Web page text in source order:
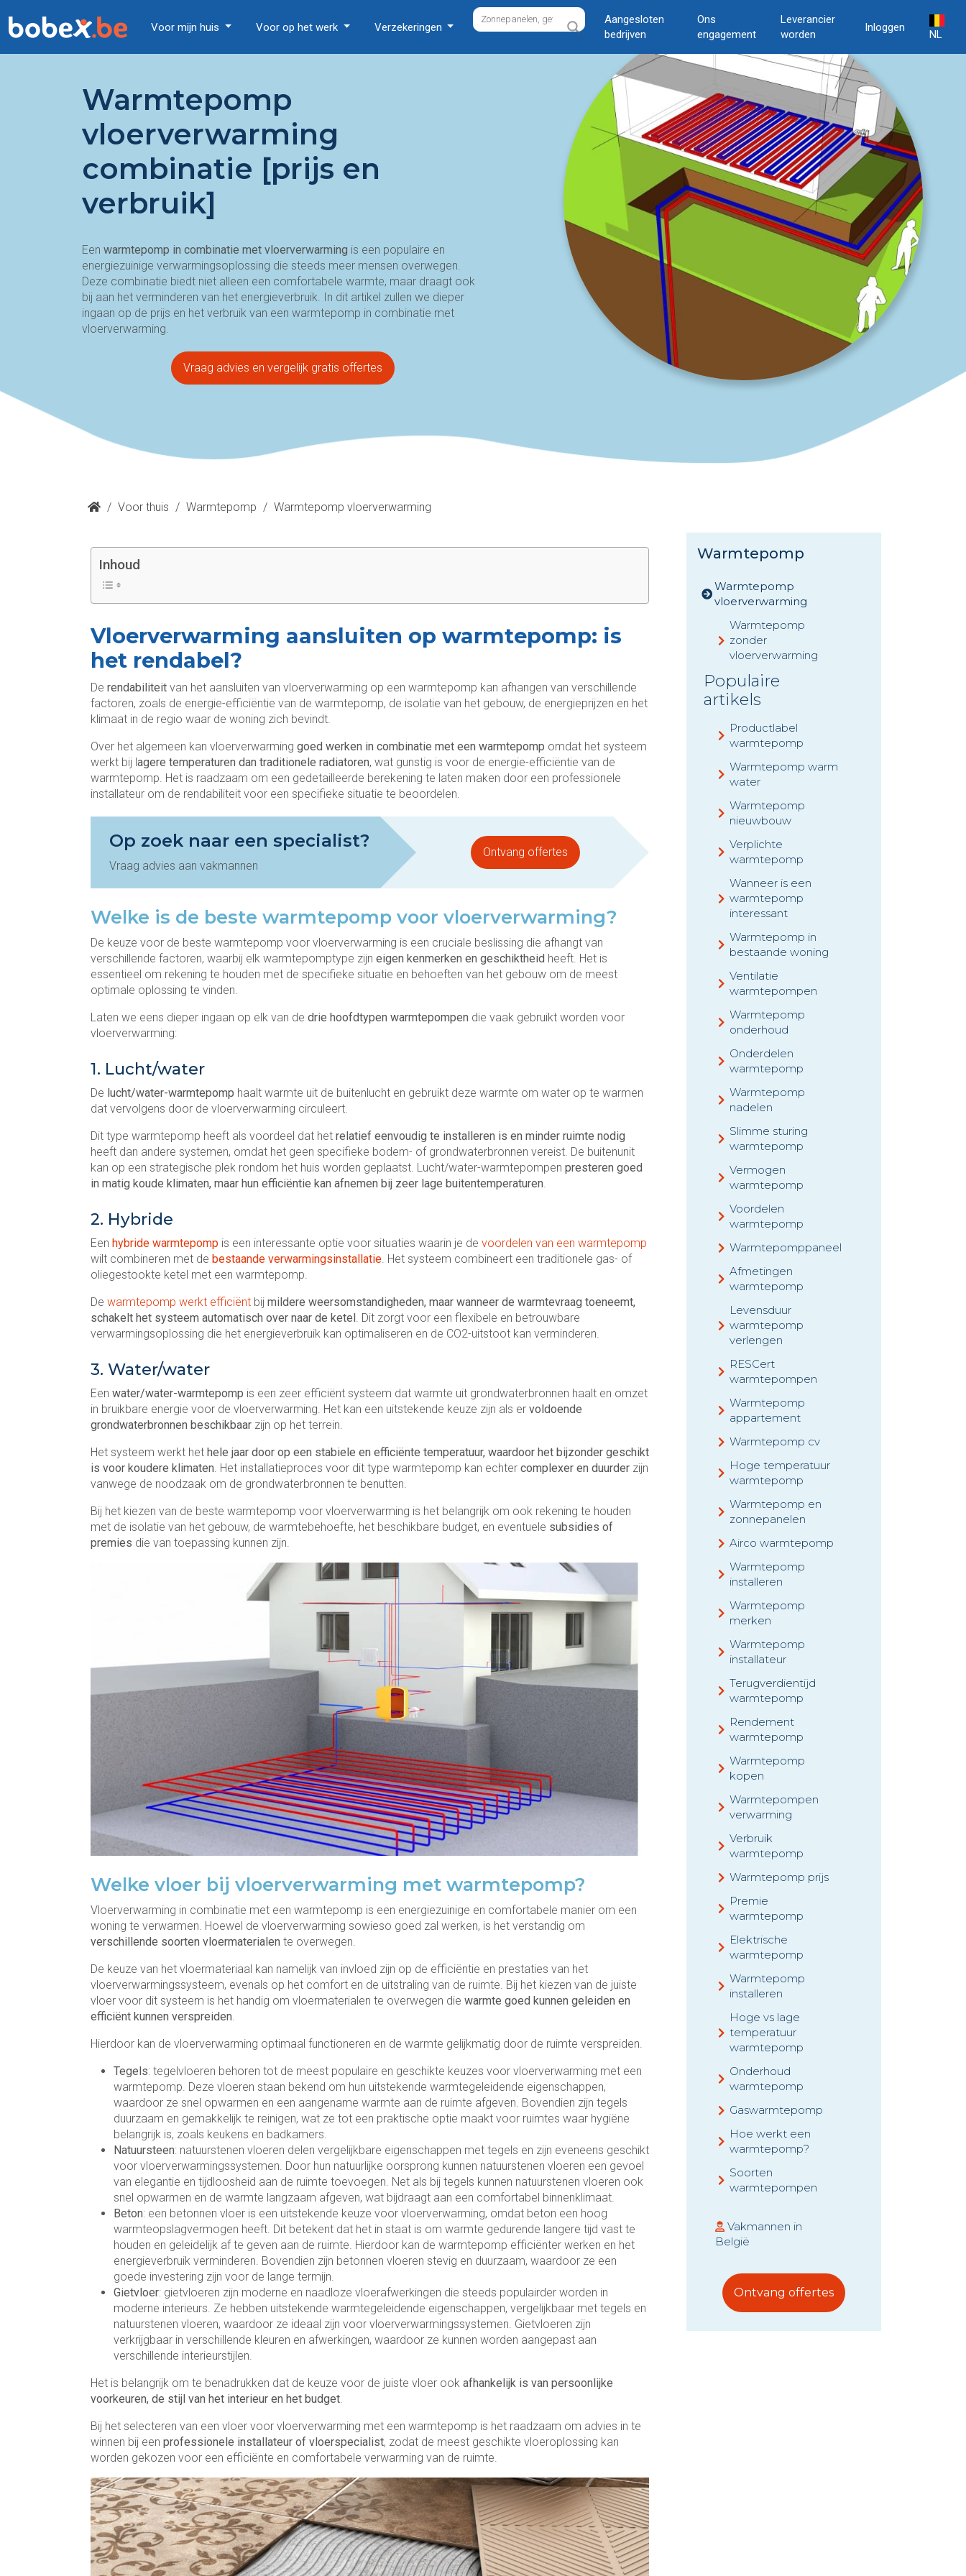
Voor mijn huis Voor op het werk Verzekeringen
Aangesloten
bedrijven
Ons
engagement
Leverancier
worden
Inloggen
NL
Warmtepomp
vloerverwarming
combinatie [prijs en
verbruik]
Een warmtepomp in combinatie met vloerverwarming is een populaire en
energiezuinige verwarmingsoplossing die steeds meer mensen overwegen.
Deze combinatie biedt niet alleen een comfortabele warmte, maar draagt ook
bij aan het verminderen van het energieverbruik. In dit artikel zullen we dieper
ingaan op de prijs en het verbruik van een warmtepomp in combinatie met
vloerverwarming.
Vraag advies en vergelijk gratis offertes
/ Voor thuis / Warmtepomp / Warmtepomp vloerverwarming
Inhoud
Vloerverwarming aansluiten op warmtepomp: is
het rendabel?
De rendabiliteit van het aansluiten van vloerverwarming op een warmtepomp kan afhangen van verschillende
factoren, zoals de energie-efficiëntie van de warmtepomp, de isolatie van het gebouw, de energieprijzen en het
klimaat in de regio waar de woning zich bevindt.
Over het algemeen kan vloerverwarming goed werken in combinatie met een warmtepomp omdat het systeem
werkt bij lagere temperaturen dan traditionele radiatoren, wat gunstig is voor de energie-efficiëntie van de
warmtepomp. Het is raadzaam om een gedetailleerde berekening te laten maken door een professionele
installateur om de rendabiliteit voor een specifieke situatie te beoordelen.
Op zoek naar een specialist?
Vraag advies aan vakmannen
Ontvang offertes
Welke is de beste warmtepomp voor vloerverwarming?
De keuze voor de beste warmtepomp voor vloerverwarming is een cruciale beslissing die afhangt van
verschillende factoren, waarbij elk warmtepomptype zijn eigen kenmerken en geschiktheid heeft. Het is
essentieel om rekening te houden met de specifieke situatie en behoeften van het gebouw om de meest
optimale oplossing te vinden.
Laten we eens dieper ingaan op elk van de drie hoofdtypen warmtepompen die vaak gebruikt worden voor
vloerverwarming:
1. Lucht/water
De lucht/water-warmtepomp haalt warmte uit de buitenlucht en gebruikt deze warmte om water op te warmen
dat vervolgens door de vloerverwarming circuleert.
Dit type warmtepomp heeft als voordeel dat het relatief eenvoudig te installeren is en minder ruimte nodig
heeft dan andere systemen, omdat het geen specifieke bodem- of grondwaterbronnen vereist. De buitenunit
kan op een strategische plek rondom het huis worden geplaatst. Lucht/water-warmtepompen presteren goed
in matig koude klimaten, maar hun efficiëntie kan afnemen bij zeer lage buitentemperaturen.
2. Hybride
Een hybride warmtepomp is een interessante optie voor situaties waarin je de voordelen van een warmtepomp
wilt combineren met de bestaande verwarmingsinstallatie. Het systeem combineert een traditionele gas- of
oliegestookte ketel met een warmtepomp.
De warmtepomp werkt efficiënt bij mildere weersomstandigheden, maar wanneer de warmtevraag toeneemt,
schakelt het systeem automatisch over naar de ketel. Dit zorgt voor een flexibele en betrouwbare
verwarmingsoplossing die het energieverbruik kan optimaliseren en de CO2-uitstoot kan verminderen.
3. Water/water
Een water/water-warmtepomp is een zeer efficiënt systeem dat warmte uit grondwaterbronnen haalt en omzet
in bruikbare energie voor de vloerverwarming. Het kan een uitstekende keuze zijn als er voldoende
grondwaterbronnen beschikbaar zijn op het terrein.
Het systeem werkt het hele jaar door op een stabiele en efficiënte temperatuur, waardoor het bijzonder geschikt
is voor koudere klimaten. Het installatieproces voor dit type warmtepomp kan echter complexer en duurder zijn
vanwege de noodzaak om de grondwaterbronnen te benutten.
Bij het kiezen van de beste warmtepomp voor vloerverwarming is het belangrijk om ook rekening te houden
met de isolatie van het gebouw, de warmtebehoefte, het beschikbare budget, en eventuele subsidies of
premies die van toepassing kunnen zijn.
Welke vloer bij vloerverwarming met warmtepomp?
Vloerverwarming in combinatie met een warmtepomp is een energiezuinige en comfortabele manier om een
woning te verwarmen. Hoewel de vloerverwarming sowieso goed zal werken, is het verstandig om
verschillende soorten vloermaterialen te overwegen.
De keuze van het vloermateriaal kan namelijk van invloed zijn op de efficiëntie en prestaties van het
vloerverwarmingssysteem, evenals op het comfort en de uitstraling van de ruimte. Bij het kiezen van de juiste
vloer voor dit systeem is het handig om vloermaterialen te overwegen die warmte goed kunnen geleiden en
efficiënt kunnen verspreiden.
Hierdoor kan de vloerverwarming optimaal functioneren en de warmte gelijkmatig door de ruimte verspreiden.
Tegels: tegelvloeren behoren tot de meest populaire en geschikte keuzes voor vloerverwarming met een
warmtepomp. Deze vloeren staan bekend om hun uitstekende warmtegeleidende eigenschappen,
waardoor ze snel opwarmen en een aangename warmte aan de ruimte afgeven. Bovendien zijn tegels
duurzaam en gemakkelijk te reinigen, wat ze tot een praktische optie maakt voor ruimtes waar hygiëne
belangrijk is, zoals keukens en badkamers.
Natuursteen: natuurstenen vloeren delen vergelijkbare eigenschappen met tegels en zijn eveneens geschikt
voor vloerverwarmingssystemen. Door hun natuurlijke oorsprong kunnen natuurstenen vloeren een gevoel
van elegantie en tijdloosheid aan de ruimte toevoegen. Net als bij tegels kunnen natuurstenen vloeren ook
snel opwarmen en de warmte langzaam afgeven, wat bijdraagt aan een comfortabel binnenklimaat.
Beton: een betonnen vloer is een uitstekende keuze voor vloerverwarming, omdat beton een hoog
warmteopslagvermogen heeft. Dit betekent dat het in staat is om warmte gedurende langere tijd vast te
houden en geleidelijk af te geven aan de ruimte. Hierdoor kan de warmtepomp efficiënter werken en het
energieverbruik verminderen. Bovendien zijn betonnen vloeren stevig en duurzaam, waardoor ze een
goede investering zijn voor de lange termijn.
Gietvloer: gietvloeren zijn moderne en naadloze vloerafwerkingen die steeds populairder worden in
moderne interieurs. Ze hebben uitstekende warmtegeleidende eigenschappen, vergelijkbaar met tegels en
natuurstenen vloeren, waardoor ze ideaal zijn voor vloerverwarmingssystemen. Gietvloeren zijn
verkrijgbaar in verschillende kleuren en afwerkingen, waardoor ze kunnen worden aangepast aan
verschillende interieurstijlen.
Het is belangrijk om te benadrukken dat de keuze voor de juiste vloer ook afhankelijk is van persoonlijke
voorkeuren, de stijl van het interieur en het budget.
Bij het selecteren van een vloer voor vloerverwarming met een warmtepomp is het raadzaam om advies in te
winnen bij een professionele installateur of vloerspecialist, zodat de meest geschikte vloeroplossing kan
worden gekozen voor een efficiënte en comfortabele verwarming van de ruimte.
Warmtepomp
Warmtepomp
vloerverwarming
Warmtepomp
zonder
vloerverwarming
Populaire
artikels
Productlabel
warmtepomp
Warmtepomp warm
water
Warmtepomp
nieuwbouw
Verplichte
warmtepomp
Wanneer is een
warmtepomp
interessant
Warmtepomp in
bestaande woning
Ventilatie
warmtepompen
Warmtepomp
onderhoud
Onderdelen
warmtepomp
Warmtepomp
nadelen
Slimme sturing
warmtepomp
Vermogen
warmtepomp
Voordelen
warmtepomp
Warmtepomppaneel
Afmetingen
warmtepomp
Levensduur
warmtepomp
verlengen
RESCert
warmtepompen
Warmtepomp
appartement
Warmtepomp cv
Hoge temperatuur
warmtepomp
Warmtepomp en
zonnepanelen
Airco warmtepomp
Warmtepomp
installeren
Warmtepomp
merken
Warmtepomp
installateur
Terugverdientijd
warmtepomp
Rendement
warmtepomp
Warmtepomp
kopen
Warmtepompen
verwarming
Verbruik
warmtepomp
Warmtepomp prijs
Premie
warmtepomp
Elektrische
warmtepomp
Warmtepomp
installeren
Hoge vs lage
temperatuur
warmtepomp
Onderhoud
warmtepomp
Gaswarmtepomp
Hoe werkt een
warmtepomp?
Soorten
warmtepompen
Vakmannen in
België
Ontvang offertes